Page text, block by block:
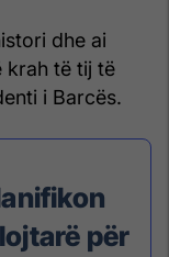
dhe ai
krah të tij të
i Barcës.
për